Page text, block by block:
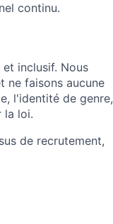
continu.
inclusif. Nous
ne faisons aucune
l'identité de genre,
la loi.
de recrutement,